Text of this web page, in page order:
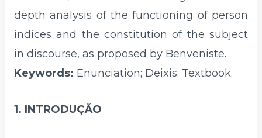
depth analysis of the functioning of person
indices and the constitution of the subject
in discourse, as proposed by Benveniste.
Keywords: Enunciation; Deixis; Textbook.
1. INTRODUÇÃO